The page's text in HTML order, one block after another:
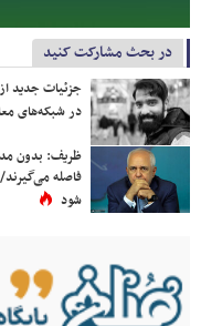
در بحث مشارکت کنید
جزئیات جدید
در شبکه‌های
ظریف: بدون
فاصله
شود